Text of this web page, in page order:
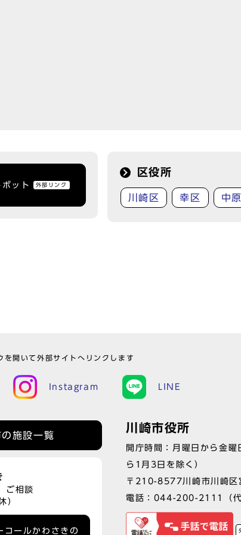
ット 外部リンク
区役所
川崎区 幸区 中
開いて外部サイトへリンクします
Instagram LINE
の施設一覧
ご相談
）
コールかわさきの
川崎市役所
開庁時間：月曜日から金
ら1月3日を除く）
〒210-8577川崎市川崎区
電話： 044-200-2111 （